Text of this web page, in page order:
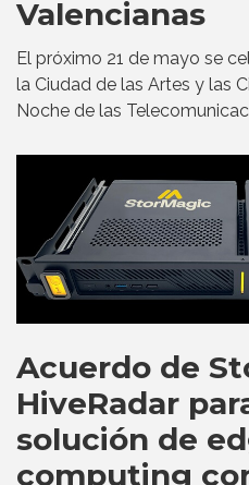
Valencianas
El próximo 21 de mayo se
la Ciudad de las Artes y las
Noche de las
Acuerdo de
HiveRadar
solución de
computing